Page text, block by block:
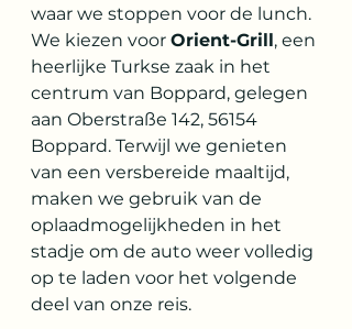
waar we stoppen voor de lunch.
We kiezen voor Orient-Grill, een
heerlijke Turkse zaak in het
centrum van Boppard, gelegen
aan Oberstraße 142, 56154
Boppard. Terwijl we genieten
van een versbereide maaltijd,
maken we gebruik van de
oplaadmogelijkheden in het
stadje om de auto weer volledig
op te laden voor het volgende
deel van onze reis.